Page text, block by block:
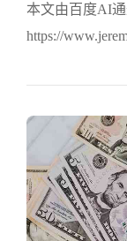
本文由百度AI
https://